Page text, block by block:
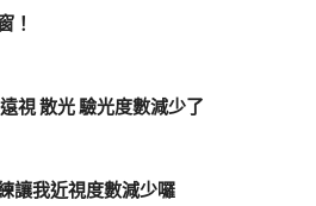
！
視 散光 驗光度數減少了
讓我近視度數減少囉